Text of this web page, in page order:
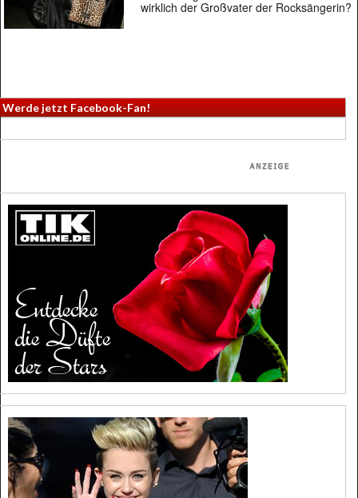
wirklich der Großvater der Rocksängerin?
Werde jetzt Facebook-Fan!